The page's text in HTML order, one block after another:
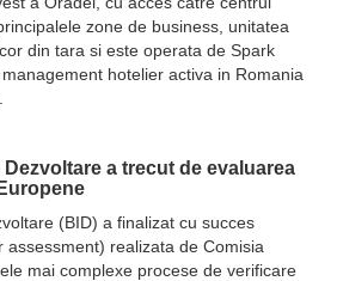
zone de business, unitatea
din tara si este operata de Spark
hotelier activa in Romania
a trecut de evaluarea
(BID) a finalizat cu succes
assessment) realizata de Comisia
mai complexe procese de verificare